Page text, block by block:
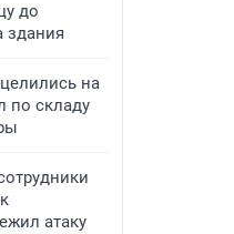
до
здания
на
по складу
атаку